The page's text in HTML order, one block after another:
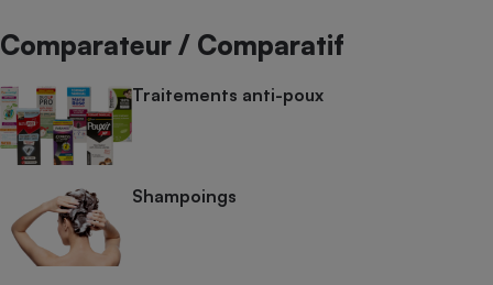
Comparateur / Comparatif
Traitements anti-poux
Shampoings